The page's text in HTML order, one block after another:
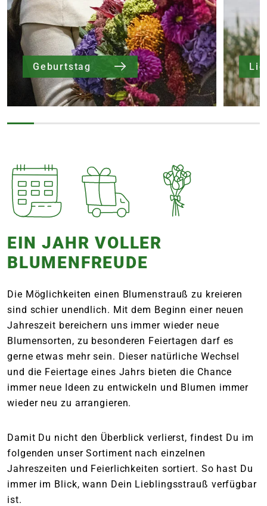
Geburtstag
EIN JAHR VOLLER
BLUMENFREUDE
Die Möglichkeiten einen Blumenstrauß zu kreieren
sind schier unendlich. Mit dem Beginn einer neuen
Jahreszeit bereichern uns immer wieder neue
Blumensorten, zu besonderen Feiertagen darf es
gerne etwas mehr sein. Dieser natürliche Wechsel
und die Feiertage eines Jahrs bieten die Chance
immer neue Ideen zu entwickeln und Blumen immer
wieder neu zu arrangieren.
Damit Du nicht den Überblick verlierst, findest Du im
folgenden unser Sortiment nach einzelnen
Jahreszeiten und Feierlichkeiten sortiert. So hast Du
immer im Blick, wann Dein Lieblingsstrauß verfügbar
ist.